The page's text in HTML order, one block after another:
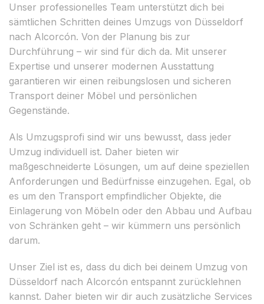
Unser professionelles Team unterstützt dich bei
sämtlichen Schritten deines Umzugs von Düsseldorf
nach Alcorcón. Von der Planung bis zur
Durchführung – wir sind für dich da. Mit unserer
Expertise und unserer modernen Ausstattung
garantieren wir einen reibungslosen und sicheren
Transport deiner Möbel und persönlichen
Gegenstände.
Als Umzugsprofi sind wir uns bewusst, dass jeder
Umzug individuell ist. Daher bieten wir
maßgeschneiderte Lösungen, um auf deine speziellen
Anforderungen und Bedürfnisse einzugehen. Egal, ob
es um den Transport empfindlicher Objekte, die
Einlagerung von Möbeln oder den Abbau und Aufbau
von Schränken geht – wir kümmern uns persönlich
darum.
Unser Ziel ist es, dass du dich bei deinem Umzug von
Düsseldorf nach Alcorcón entspannt zurücklehnen
kannst. Daher bieten wir dir auch zusätzliche Services